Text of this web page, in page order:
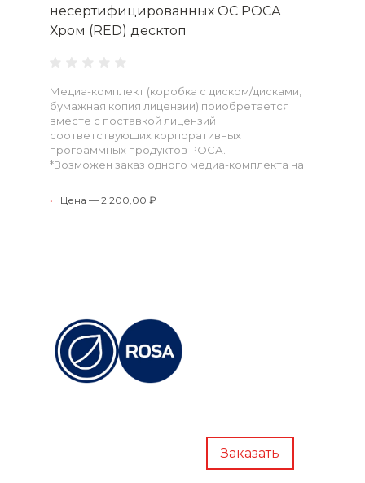
несертифицированных ОС РОСА
Хром (RED) десктоп
Медиа-комплект (коробка с диском/дисками,
бумажная копия лицензии) приобретается
вместе с поставкой лицензий
соответствующих корпоративных
программных продуктов РОСА.
*Возможен заказ одного медиа-комплекта на
• Цена — 2 200,00 ₽
Заказать